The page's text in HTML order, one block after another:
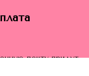
почту придут